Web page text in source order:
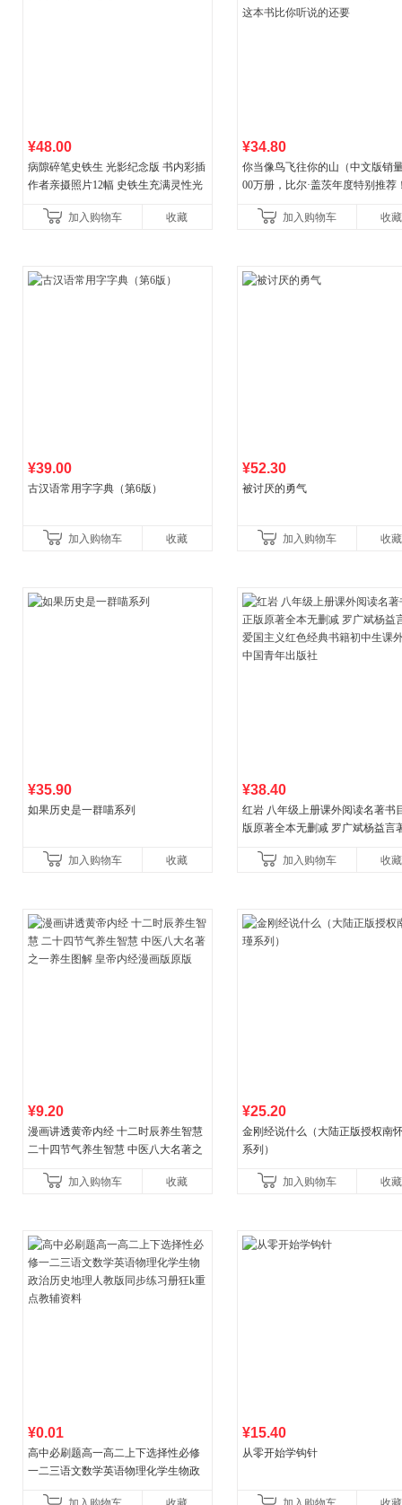
¥48.00
病隙碎笔史铁生 光影纪念版 书内彩插
作者亲摄照片12幅 史铁生充满灵性光
加入购物车
收藏
¥34.80
你当像鸟飞往你的山（中文版销
00万册，比尔·盖茨年度特别推荐
比你听说的还要
加入购物车 收藏
¥39.00
古汉语常用字字典（第6版）
加入购物车 收藏
¥52.30
被讨厌的勇气
加入购物车 收藏
¥35.90
如果历史是一群喵系列
加入购物车 收藏
¥38.40
红岩 八年级上册课外阅读名著书
版原著全本无删减 罗广斌杨益言
国青年出版社加入购物车 收藏
¥9.20
漫画讲透黄帝内经 十二时辰养生智慧
二十四节气养生智慧 中医八大名著之
加入购物车
收藏
¥25.20
金刚经说什么（大陆正版授权南
系列）
加入购物车 收藏
¥0.01
高中必刷题高一高二上下选择性必修
一二三语文数学英语物理化学生物政
¥15.40
从零开始学钩针